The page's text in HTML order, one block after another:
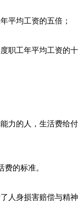
平均工资的五倍；
职工年平均工资的十
力的人，生活费给付
的标准。
人身损害赔偿与精神